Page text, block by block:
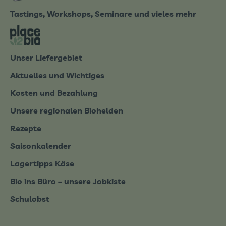
0826.html
Tastings, Workshops, Seminare und vieles mehr
Externer Link zu https://place2bio.de/
Unser Liefergebiet
Aktuelles und Wichtiges
Kosten und Bezahlung
Unsere regionalen Biohelden
Rezepte
Saisonkalender
Lagertipps Käse
Bio ins Büro – unsere Jobkiste
Schulobst